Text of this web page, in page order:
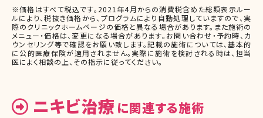
※価格はすべて税込です。2021年4月からの消費税含めた総額表示ルー
ルにより、税抜き価格から、プログラムにより自動処理していますので、実
際のクリニックホームページの価格と異なる場合があります。また施術の
メニュー・価格は、変更になる場合があります。お問い合わせ・予約時、カ
ウンセリング等で確認をお願い致します。記載の施術については、基本的
に公的医療保険が適用されません。実際に施術を検討される時は、担当
医によく相談の上、その指示に従ってください。
ニキビ治療 に関連する施術